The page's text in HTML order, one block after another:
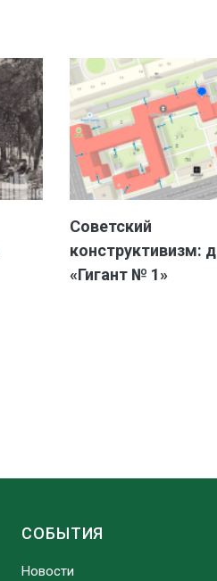
Советский
конструктивизм:
«Гигант № 1»
СОБЫТИЯ
Новости